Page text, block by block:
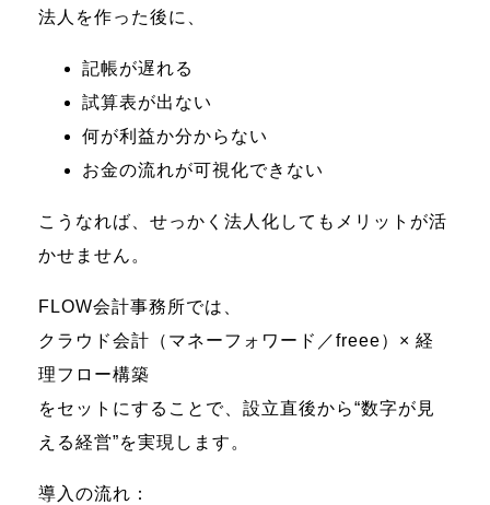
法人を作った後に、
記帳が遅れる
試算表が出ない
何が利益か分からない
お金の流れが可視化できない
こうなれば、せっかく法人化してもメリットが活
かせません。
FLOW会計事務所では、
クラウド会計（マネーフォワード／freee）× 経
理フロー構築
をセットにすることで、設立直後から“数字が見
える経営”を実現します。
導入の流れ：